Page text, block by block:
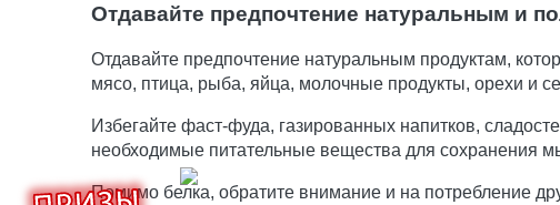
Отдавайте предпочтение натуральным и
Отдавайте предпочтение натуральным продуктам,
мясо, птица, рыба, яйца, молочные продукты, орехи и
Избегайте фаст-фуда, газированных напитков,
необходимые питательные вещества для сохранения
Помимо белка, обратите внимание и на потребление